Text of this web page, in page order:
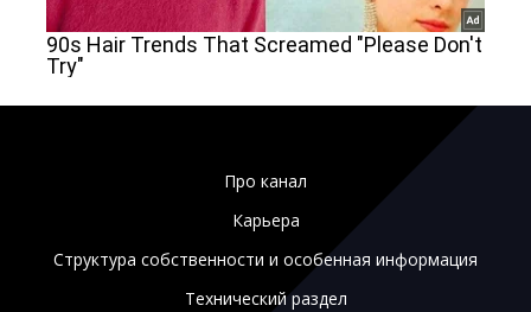
Про канал
Карьера
Структура собственности и особенная информация
Технический раздел